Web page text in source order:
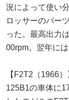
況によって使い
ロッサーのパー
った。最高出力
00rpm。翌年に
【F2T2（1966）
125B1の車体に